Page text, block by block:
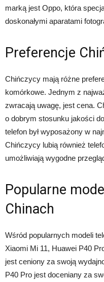
marką jest Oppo, która
doskonałymi aparatami
Preferencje
Chińczycy mają różne
komórkowe. Jednym z
zwracają uwagę, jest cena.
o dobrym stosunku jakości
telefon był wyposażony w
Chińczycy lubią również
umożliwiają wygodne
Popularne
Chinach
Wśród popularnych modeli
Xiaomi Mi 11, Huawei P40
jest ceniony za swoją
P40 Pro jest doceniany za